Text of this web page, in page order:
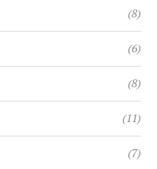
(8)
(6)
(8)
(11)
(7)